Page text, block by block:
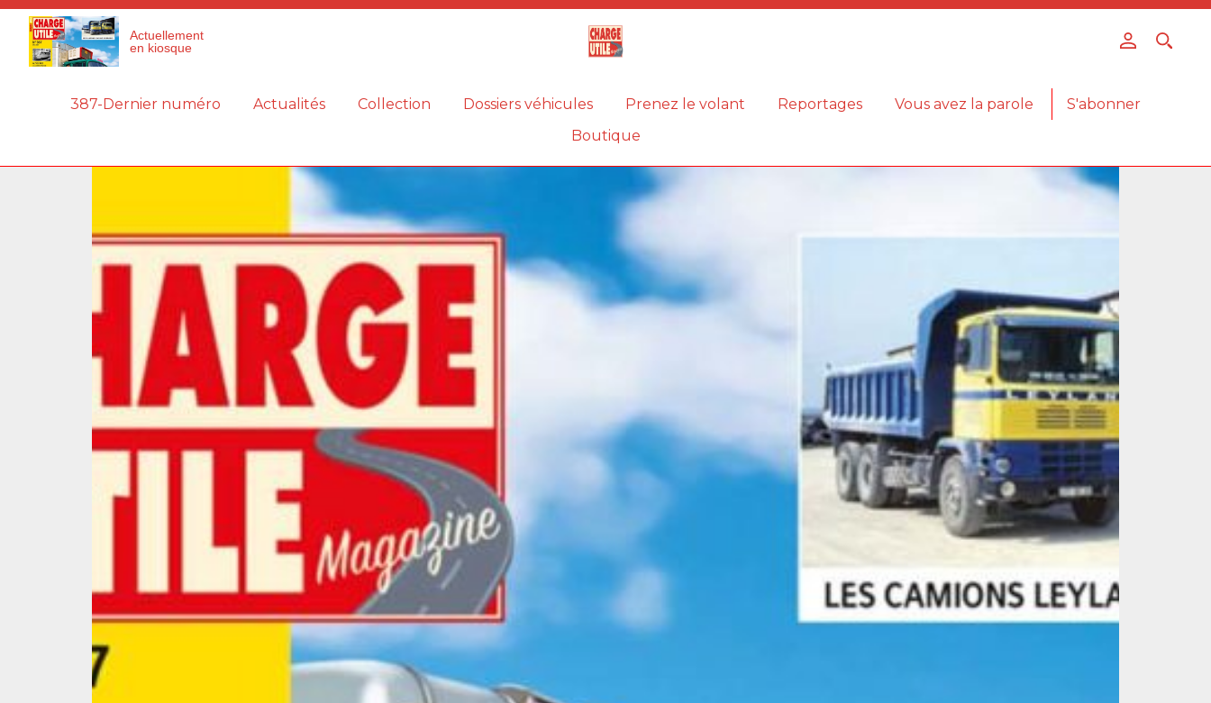
Actuellement
en kiosque
387-Dernier numéro Actualités Collection Dossiers véhicules Prenez le volant Reportages Vous avez la parole
S'abonner
Boutique
Panneau de gestion des cookies